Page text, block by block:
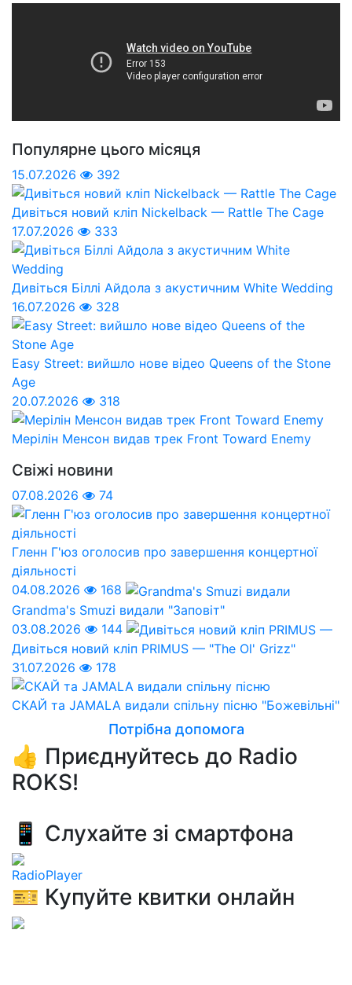
Популярне цього місяця
15.07.2026 392
Дивіться новий кліп Nickelback — Rattle The Cage
17.07.2026
333
Дивіться Біллі Айдола з акустичним White Wedding
16.07.2026
328
Easy Street: вийшло нове відео Queens of the Stone
Age
20.07.2026
318
Мерілін Менсон видав трек Front Toward Enemy
Свіжі новини
07.08.2026 74
Гленн Г'юз оголосив про завершення концертної
діяльності
04.08.2026
168
Grandma's Smuzi видали "Заповіт"
03.08.2026
144
Дивіться новий кліп PRIMUS — "The Ol' Grizz"
31.07.2026
178
СКАЙ та JAMALA видали спільну пісню "Божевільні"
Потрібна допомога
👍 Приєднуйтесь до Radio
ROKS!
📱 Слухайте зі смартфона
RadioPlayer
🎫 Купуйте квитки онлайн